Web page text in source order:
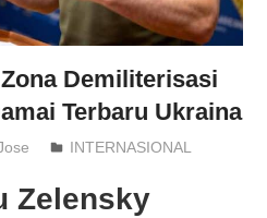
Demiliterisasi
Terbaru Ukraina
INTERNASIONAL
Zelensky